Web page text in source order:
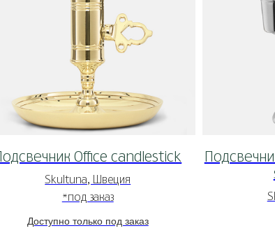
Подсвечник Office candlestick
Skultuna, Швеция
*под заказ